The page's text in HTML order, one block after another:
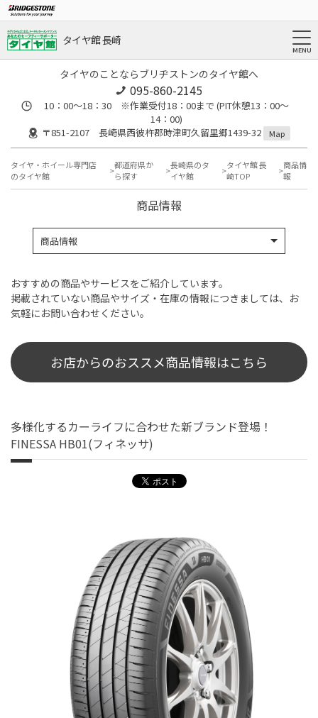
タイヤ館 長崎
タイヤのことならブリヂストンのタイヤ館へ
095-860-2145
10：00～18：30 ※作業受付18：00まで (PIT休憩13：00～
14：00)
〒851-2107 長崎県西彼杵郡時津町久留里郷1439-32
Map
タイヤ・ホイール専門店
のタイヤ館
都道府県か
ら探す
長崎県のタ
イヤ館
タイヤ館 長
崎TOP
商品情
報
商品情報
商品情報
おすすめの商品やサービスをご紹介しています。
掲載されていない商品やサイズ・在庫の情報につきましては、お
気軽にお問い合わせください。
お店からのおススメ商品情報はこちら
多様化するカーライフに合わせた新ブランド登場！
FINESSA HB01(フィネッサ)